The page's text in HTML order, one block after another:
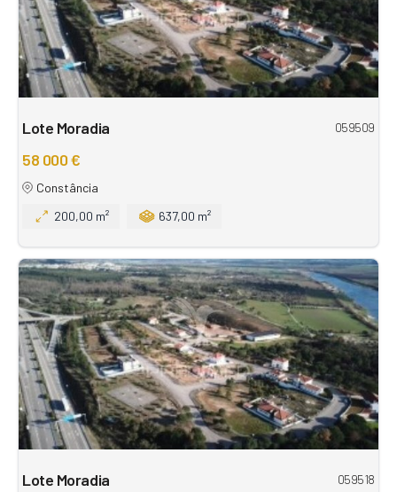
Lote Moradia 059509
58 000 €
Constância
200,00 m²
637,00 m²
Lote Moradia 059518